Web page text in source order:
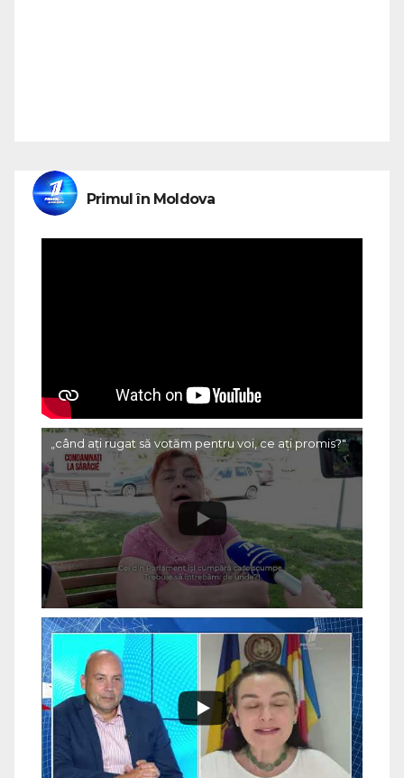
Primul în Moldova
„când ați rugat să votăm pentru voi, ce ați promis?"